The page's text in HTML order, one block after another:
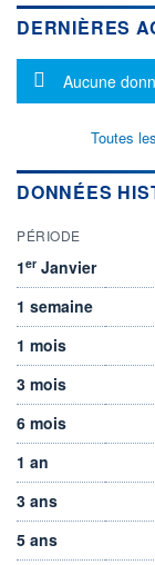
DERNIÈRES
Message
Aucune
Toutes
DONNÉES
PÉRIODE
1er Janvier
1 semaine
1 mois
3 mois
6 mois
1 an
3 ans
5 ans